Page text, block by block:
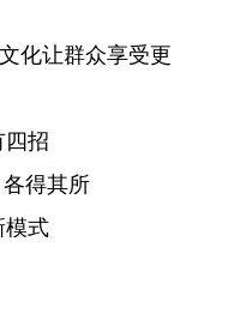
化让群众享受更
四招
得其所
模式